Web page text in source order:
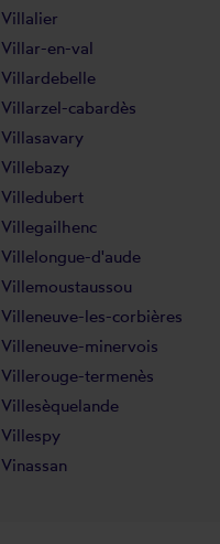
Villalier
Villar-en-val
Villardebelle
Villarzel-cabardès
Villasavary
Villebazy
Villedubert
Villegailhenc
Villelongue-d'aude
Villemoustaussou
Villeneuve-les-corbières
Villeneuve-minervois
Villerouge-termenès
Villesèquelande
Villespy
Vinassan